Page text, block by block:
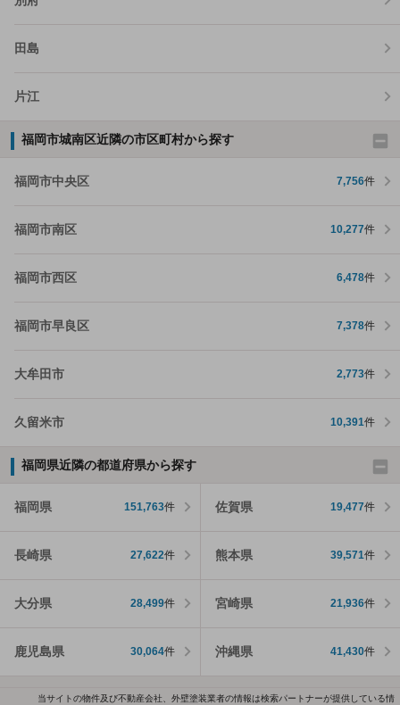
田島
片江
福岡市城南区近隣の市区町村から探す
福岡市中央区 7,756件
福岡市南区 10,277件
福岡市西区 6,478件
福岡市早良区 7,378件
大牟田市 2,773件
久留米市 10,391件
福岡県近隣の都道府県から探す
福岡県 151,763件 佐賀県 19,477件
長崎県 27,622件 熊本県 39,571件
大分県 28,499件 宮崎県 21,936件
鹿児島県 30,064件 沖縄県 41,430件
当サイトの物件及び不動産会社、外壁塗装業者の情報は検索パートナーが提供している情